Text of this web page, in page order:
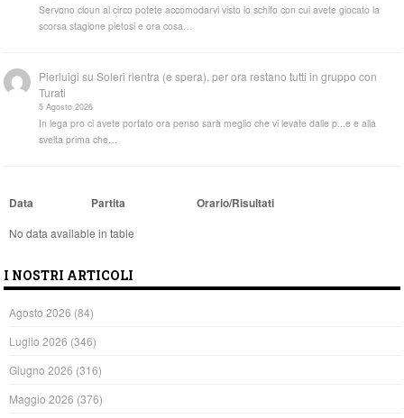
Servono cloun al circo potete accomodarvi visto lo schifo con cui avete giocato la
scorsa stagione pietosi e ora cosa…
Pierluigi suSoleri rientra (e spera), per ora restano tutti in gruppo con
Turati
5 Agosto 2026
In lega pro ci avete portato ora penso sarà meglio che vi levate dalle p...e e alla
svelta prima che…
Data Partita Orario/Risultati
No data available in table
I NOSTRI ARTICOLI
Agosto 2026 (84)
Luglio 2026 (346)
Giugno 2026 (316)
Maggio 2026 (376)